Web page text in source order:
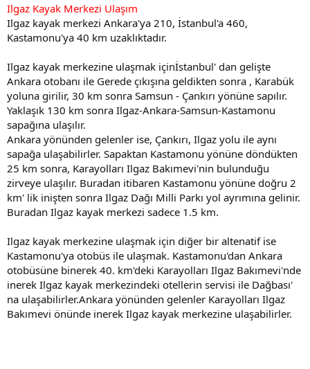
Ilgaz Kayak Merkezi Ulaşım
Ilgaz kayak merkezi Ankara'ya 210, İstanbul'a 460,
Kastamonu'ya 40 km uzaklıktadır.
Ilgaz kayak merkezine ulaşmak içinİstanbul' dan gelişte
Ankara otobanı ile Gerede çıkışına geldikten sonra , Karabük
yoluna girilir, 30 km sonra Samsun - Çankırı yönüne sapılır.
Yaklaşık 130 km sonra Ilgaz-Ankara-Samsun-Kastamonu
sapağına ulaşılır.
Ankara yönünden gelenler ise, Çankırı, Ilgaz yolu ile aynı
sapağa ulaşabilirler. Sapaktan Kastamonu yönüne döndükten
25 km sonra, Karayolları Ilgaz Bakımevi'nin bulunduğu
zirveye ulaşılır. Buradan itibaren Kastamonu yönüne doğru 2
km' lik inişten sonra Ilgaz Dağı Milli Parkı yol ayrımına gelinir.
Buradan Ilgaz kayak merkezi sadece 1.5 km.
Ilgaz kayak merkezine ulaşmak için diğer bir altenatif ise
Kastamonu'ya otobüs ile ulaşmak. Kastamonu'dan Ankara
otobüsüne binerek 40. km'deki Karayolları Ilgaz Bakımevi'nde
inerek Ilgaz kayak merkezindeki otellerin servisi ile Dağbası'
na ulaşabilirler.Ankara yönünden gelenler Karayolları Ilgaz
Bakımevi önünde inerek Ilgaz kayak merkezine ulaşabilirler.